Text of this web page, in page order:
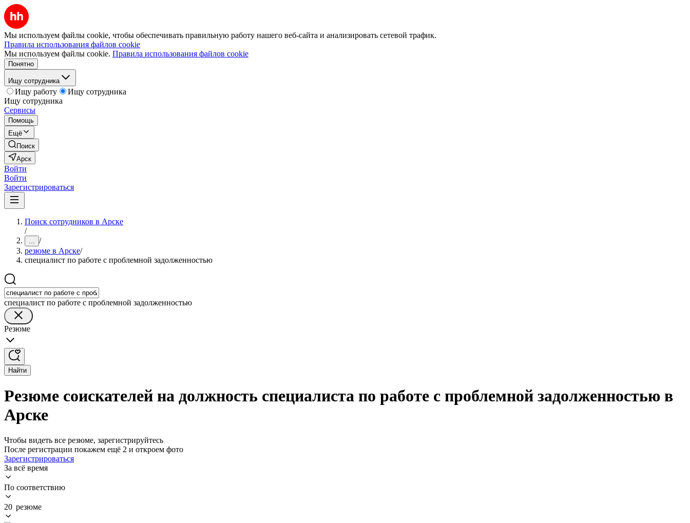
Мы используем файлы cookie, чтобы обеспечивать правильную работу нашего веб-сайта и анализировать сетевой трафик.
Правила использования файлов cookie
Мы используем файлы cookie. Правила использования файлов cookie
Понятно
Ищу сотрудника
Ищу работу
Ищу сотрудника
Ищу сотрудника
Сервисы
Помощь
Ещё
Поиск
Арск
Войти
Войти
Зарегистрироваться
Поиск сотрудников в Арске
/
... /
резюме в Арске/
специалист по работе с проблемной задолженностью
специалист по работе с проблемной задолженностью
Резюме
Найти
Резюме соискателей на должность специалиста по работе с проблемной задолженностью в
Арске
Чтобы видеть все резюме, зарегистрируйтесь
После регистрации покажем ещё 2 и откроем фото
Зарегистрироваться
За всё время
По соответствию
20 резюме